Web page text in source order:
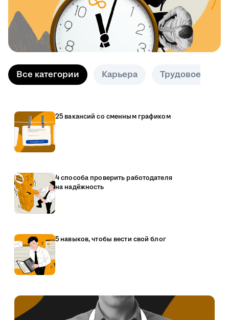
Все категории Карьера Трудовое право
25 вакансий со сменным графиком
4 способа проверить работодателя
на надёжность
5 навыков, чтобы вести свой блог